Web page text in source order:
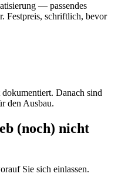
— passendes
Festpreis, schriftlich, bevor
Danach sind
den Ausbau.
(noch) nicht
Sie sich einlassen.